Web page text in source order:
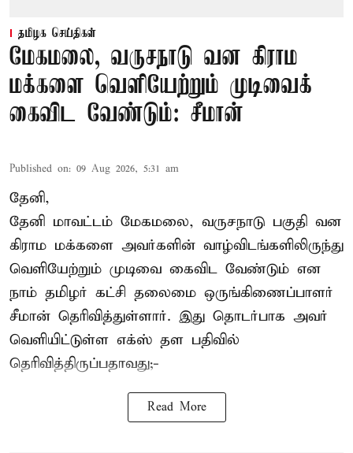
தமிழக செய்திகள்
மேகமலை, வருசநாடு வன கிராம
மக்களை வெளியேற்றும் முடிவைக்
கைவிட வேண்டும்: சீமான்
Published on: 09 Aug 2026, 5:31 am
தேனி,
தேனி மாவட்டம் மேகமலை, வருசநாடு பகுதி வன
கிராம மக்களை அவர்களின் வாழ்விடங்களிலிருந்து
வெளியேற்றும் முடிவை கைவிட வேண்டும் என
நாம் தமிழர் கட்சி தலைமை ஒருங்கிணைப்பாளர்
சீமான் தெரிவித்துள்ளார். இது தொடர்பாக அவர்
வெளியிட்டுள்ள எக்ஸ் தள பதிவில்
தெரிவித்திருப்பதாவது;-
Read More